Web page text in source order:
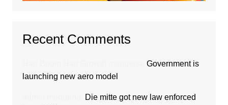
Recent Comments
Government is
launching new aero model
Die mitte got new law enforced